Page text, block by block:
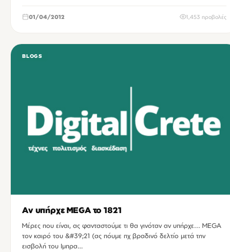
01/04/2012 1,453 προβολές
BLOGS
Αν υπήρχε MEGA το 1821
Μέρες που είναι, ας φανταστούμε τι θα γινόταν αν υπήρχε... MEGA
τον καιρό του &#39;21 (ας πόυμε πχ βραδινό δελτίο μετά την
εισβολή του Ιμπρα…